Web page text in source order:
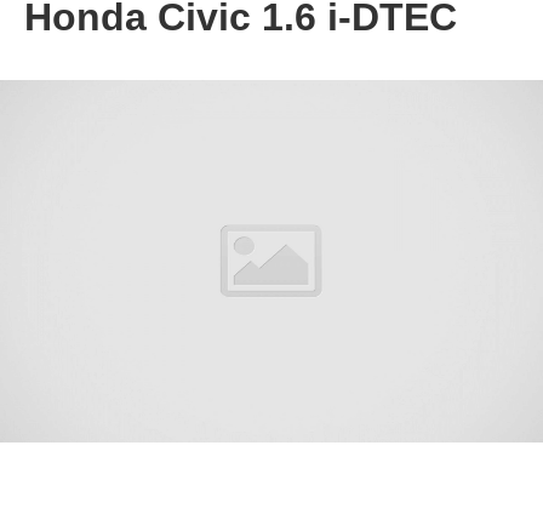
Honda Civic 1.6 i-DTEC